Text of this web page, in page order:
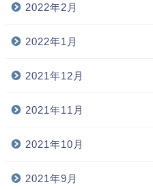
2022年2月
2022年1月
2021年12月
2021年11月
2021年10月
2021年9月